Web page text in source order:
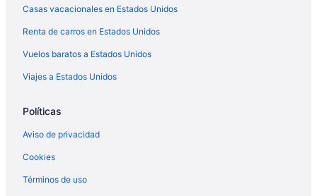
Casas vacacionales en Estados Unidos
Renta de carros en Estados Unidos
Vuelos baratos a Estados Unidos
Viajes a Estados Unidos
Políticas
Aviso de privacidad
Cookies
Términos de uso